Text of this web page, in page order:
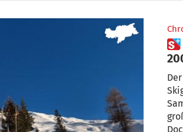
 Lawineneinsatz in Meran